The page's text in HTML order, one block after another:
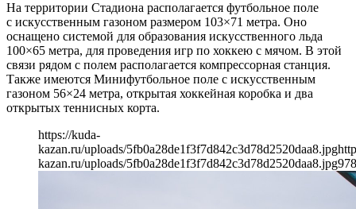
На территории Стадиона располагается футбольное поле
с искусственным газоном размером 103×71 метра. Оно
оснащено системой для образования искусственного льда
100×65 метра, для проведения игр по хоккею с мячом. В этой
связи рядом с полем располагается компрессорная станция.
Также имеются Минифутбольное поле с искусственным
газоном 56×24 метра, открытая хоккейная коробка и два
открытых теннисных корта.
https://kuda-
kazan.ru/uploads/5fb0a28de1f3f7d842c3d78d2520daa8.jpg
kazan.ru/uploads/5fb0a28de1f3f7d842c3d78d2520daa8.jpg978